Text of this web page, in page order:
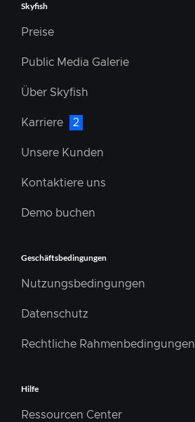
Skyfish
Preise
Public Media Galerie
Über Skyfish
Karriere 2
Unsere Kunden
Kontaktiere uns
Demo buchen
Geschäftsbedingungen
Nutzungsbedingungen
Datenschutz
Rechtliche Rahmenbedingungen
Hilfe
Ressourcen Center